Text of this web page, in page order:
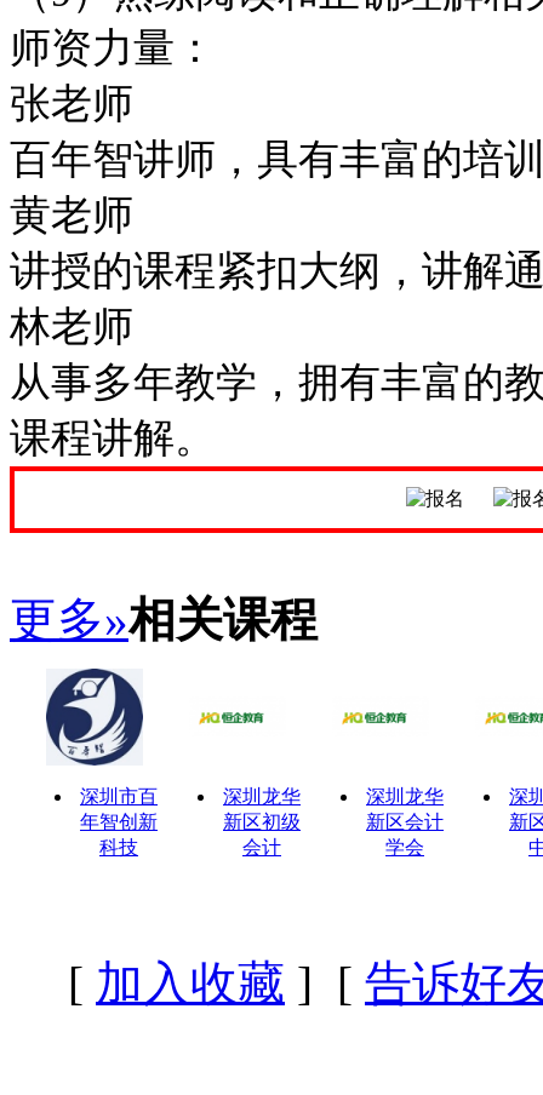
师资力量：
张老师
百年智讲师，具有丰富的培
黄老师
讲授的课程紧扣大纲，讲解
林老师
从事多年教学，拥有丰富的
课程讲解。
更多»相关课程
深圳市百
年智创新
科技
深圳龙华
新区初级
会计
深圳龙华
新区会计
学会
深
新
[ 加入收藏 ] [ 告诉好